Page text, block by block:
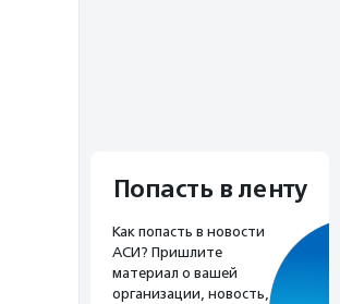
Попасть в ленту
Как попасть в новости
АСИ? Пришлите
материал о вашей
организации, новость,